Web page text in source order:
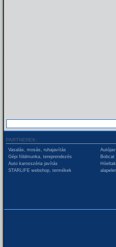
PARTNEREK:
Vasalás, mosás, ruhajavítás
Gépi földmunka, tereprendezés
Bobcat
Auto karosszéria javítás
STARLIFE webshop, termékek